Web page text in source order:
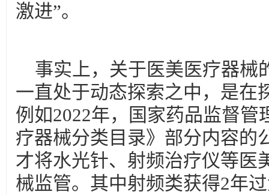
激进”。
事实上，关于医美医疗器械
一直处于动态探索之中，是在
例如2022年，国家药品监督
疗器械分类目录》部分内容的
才将水光针、射频治疗仪等医
械监管。其中射频类获得2年